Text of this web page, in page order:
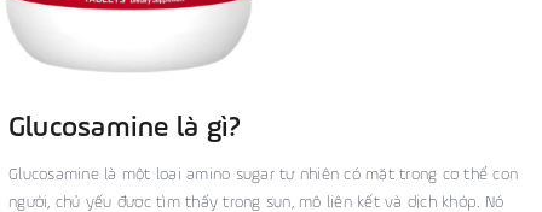
Glucosamine là gì?
Glucosamine là một loại amino sugar tự nhiên có mặt trong cơ thể con
người, chủ yếu được tìm thấy trong sụn, mô liên kết và dịch khớp. Nó